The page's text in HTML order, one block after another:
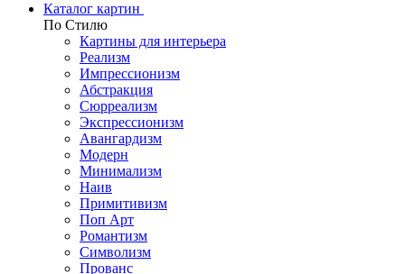
Каталог картин
По Стилю
Картины для интерьера
Реализм
Импрессионизм
Абстракция
Сюрреализм
Экспрессионизм
Авангардизм
Модерн
Минимализм
Наив
Примитивизм
Поп Арт
Романтизм
Символизм
Прованс